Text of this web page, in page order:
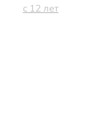
с 12 лет